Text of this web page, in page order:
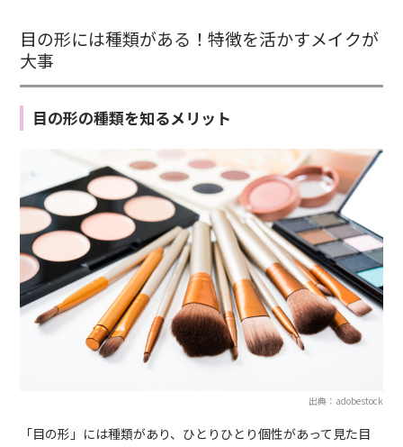
目の形には種類がある！特徴を活かすメイクが
大事
目の形の種類を知るメリット
出典：adobestock
「目の形」には種類があり、ひとりひとり個性があって見た目